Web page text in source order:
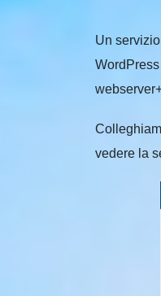
Un
vedere la